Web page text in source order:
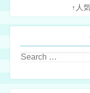
↑人